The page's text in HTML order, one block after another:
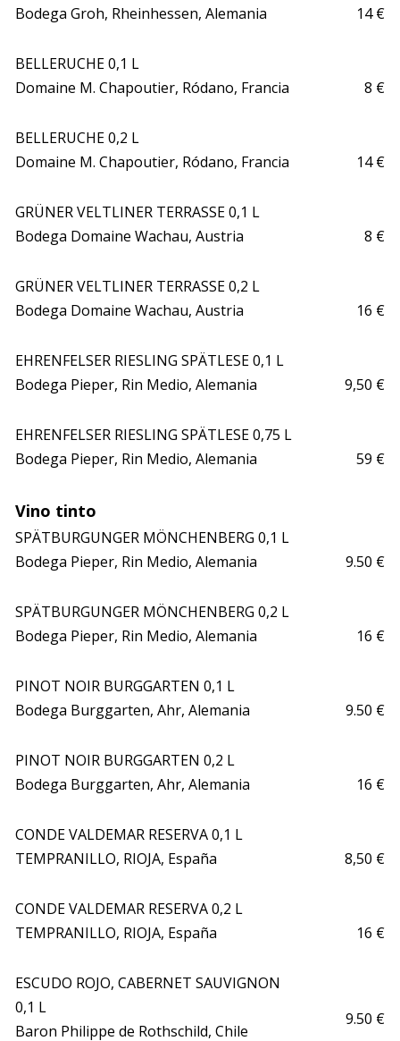
Bodega Groh, Rheinhessen, Alemania
14 €
BELLERUCHE 0,1 L
Domaine M. Chapoutier, Ródano, Francia
8 €
BELLERUCHE 0,2 L
Domaine M. Chapoutier, Ródano, Francia
14 €
GRÜNER VELTLINER TERRASSE 0,1 L
Bodega Domaine Wachau, Austria
8 €
GRÜNER VELTLINER TERRASSE 0,2 L
Bodega Domaine Wachau, Austria
16 €
EHRENFELSER RIESLING SPÄTLESE 0,1 L
Bodega Pieper, Rin Medio, Alemania
9,50 €
EHRENFELSER RIESLING SPÄTLESE 0,75 L
Bodega Pieper, Rin Medio, Alemania
59 €
Vino tinto
SPÄTBURGUNGER MÖNCHENBERG 0,1 L
Bodega Pieper, Rin Medio, Alemania
9.50 €
SPÄTBURGUNGER MÖNCHENBERG 0,2 L
Bodega Pieper, Rin Medio, Alemania
16 €
PINOT NOIR BURGGARTEN 0,1 L
Bodega Burggarten, Ahr, Alemania
9.50 €
PINOT NOIR BURGGARTEN 0,2 L
Bodega Burggarten, Ahr, Alemania
16 €
CONDE VALDEMAR RESERVA 0,1 L
TEMPRANILLO, RIOJA, España
8,50 €
CONDE VALDEMAR RESERVA 0,2 L
TEMPRANILLO, RIOJA, España
16 €
ESCUDO ROJO, CABERNET SAUVIGNON
0,1 L
Baron Philippe de Rothschild, Chile
9.50 €